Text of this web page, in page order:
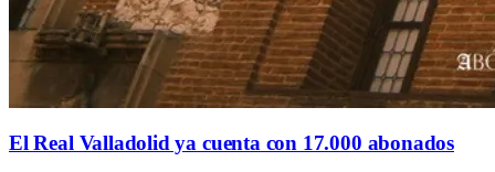
El Real Valladolid ya cuenta con 17.000 abonados